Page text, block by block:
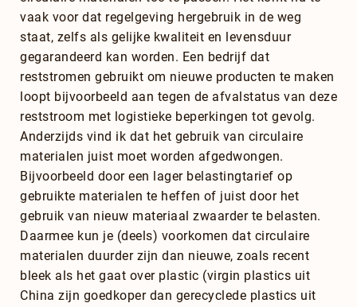
vaak voor dat regelgeving hergebruik in de weg
staat, zelfs als gelijke kwaliteit en levensduur
gegarandeerd kan worden. Een bedrijf dat
reststromen gebruikt om nieuwe producten te maken
loopt bijvoorbeeld aan tegen de afvalstatus van deze
reststroom met logistieke beperkingen tot gevolg.
Anderzijds vind ik dat het gebruik van circulaire
materialen juist moet worden afgedwongen.
Bijvoorbeeld door een lager belastingtarief op
gebruikte materialen te heffen of juist door het
gebruik van nieuw materiaal zwaarder te belasten.
Daarmee kun je (deels) voorkomen dat circulaire
materialen duurder zijn dan nieuwe, zoals recent
bleek als het gaat over plastic (virgin plastics uit
China zijn goedkoper dan gerecyclede plastics uit